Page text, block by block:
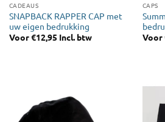
CADEAUS
SNAPBACK RAPPER CAP met
uw eigen bedrukking
Voor€12,95 Incl. btw
CAPS
Voor